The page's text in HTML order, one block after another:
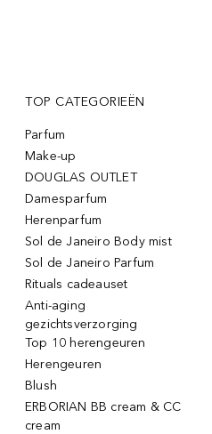
TOP CATEGORIEËN
Parfum
Make-up
DOUGLAS OUTLET
Damesparfum
Herenparfum
Sol de Janeiro Body mist
Sol de Janeiro Parfum
Rituals cadeauset
Anti-aging
gezichtsverzorging
Top 10 herengeuren
Herengeuren
Blush
ERBORIAN BB cream & CC
cream